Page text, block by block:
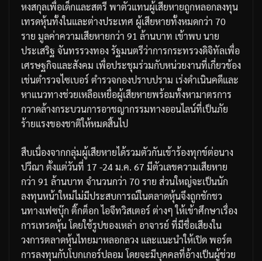
หงสกุลเพื่อเด็กและสตรี พาตัวแทนผู้เสียหายถูกหลอกลงทุน
เทรดหุ้นทั้งในและต่างประเทศ ผู้เสียหายทั้งหมดกว่า 70
ราย มูลค่าความเสียหายกว่า 91 ล้านบาท เข้าพบนาย
ประเสริฐ จันทรรวงทอง รัฐมนตรีว่าการกระทรวงดิจิทัลเพื่อ
เศรษฐกิจและสังคม เพื่อประชุมร่วมกับหน่วยงานที่เกี่ยวข้อง
เช่นตำรวจไซเบอร์ ตำรวจกองปราบปราม เร่งดำเนินคดีและ
หาแนวทางช่วยเหลือเหยื่อผู้เสียหายพร้อมทั้งหามาตรการ
กวาดล้างกระบวนการอาชญากรรมทางออนไลน์ที่เป็นภัย
ร้ายแรงของชาติให้หมดสิ้นไป
สืบเนื่องจากกลุ่มผู้เสียหายได้รวมตัวกันเข้าร้องทุกข์ต่อนาง
ปวีณา ตั้งแต่วันที่ 17 -24ม.ค. 67 มีตัวเลขความเสียหาย
กว่า 91 ล้านบาท จำนวนกว่า 70ราย ส่วนใหญ่จะเป็นนัก
ลงทุนหน้าใหม่ไม่มีประสบการณ์ในตลาดหุ้นจึงถูกชักชว
นทางเฟซบุ๊ก ติ๊กต็อก ไอจีทวิสเตอร์ ต่างๆ ให้เข้าศึกษาเรื่อง
การเทรดหุ้นโดยใช้รูปของเหล่า อาจารย์ ที่มีชื่อเสียงใน
วงการตลาดหุ้นไทยมาหลอกลวง และแนะนำให้เปิดพอร์ต
การลงทุนกับโบกเกอร์ปลอม โดยจะมีบุคคลที่อ้างเป็นผู้ช่วย